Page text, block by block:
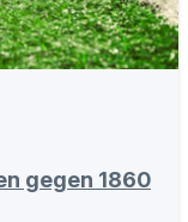
gegen 1860